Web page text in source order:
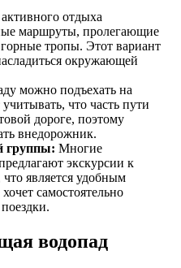
отдыха
маршруты, пролегающие
тропы. Этот вариант
окружающей
можно подъехать на
что часть пути
дороге, поэтому
внедорожник.
группы: Многие
экскурсии к
является удобным
самостоятельно
водопад